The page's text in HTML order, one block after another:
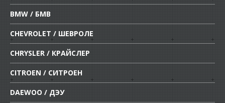
BMW / БМВ
CHEVROLET / ШЕВРОЛЕ
CHRYSLER / КРАЙСЛЕР
CITROEN / СИТРОЕН
DAEWOO / ДЭУ